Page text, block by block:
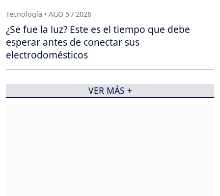
Tecnología • AGO 5 / 2026
¿Se fue la luz? Este es el tiempo que debe
esperar antes de conectar sus
electrodomésticos
VER MÁS +